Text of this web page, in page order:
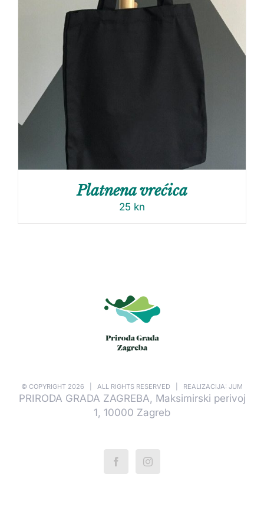
Platnena vrećica
25 kn
© COPYRIGHT 2026 | ALL RIGHTS RESERVED | REALIZACIJA: JUM
PRIRODA GRADA ZAGREBA, Maksimirski perivoj
1, 10000 Zagreb